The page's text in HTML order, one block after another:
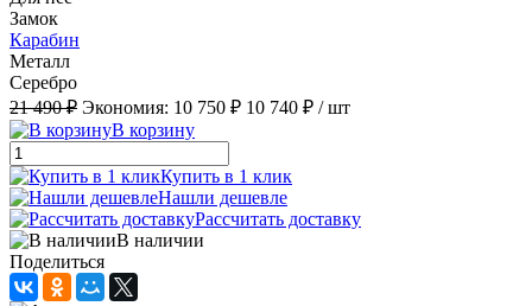
Замок
Карабин
Металл
Серебро
21 490 ₽ Экономия: 10 750 ₽ 10 740 ₽ / шт
В корзину
Купить в 1 клик
Нашли дешевле
Рассчитать доставку
В наличии
Поделиться